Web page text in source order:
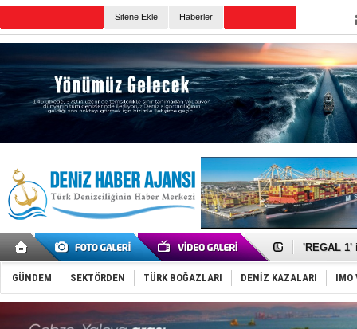
Sitene Ekle Haberler
Makine
'REGAL 1'
Gemide 5
Yakıt
Rus
Tatil
GÜNDEM SEKTÖRDEN TÜRK BOĞAZLARI DENİZ KAZALARI IMO